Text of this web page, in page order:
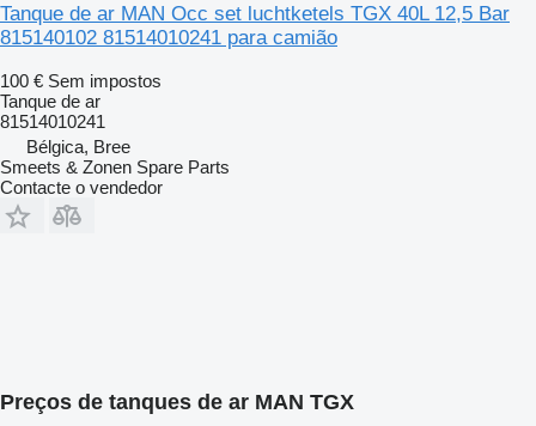
Tanque de ar MAN Occ set luchtketels TGX 40L 12,5 Bar
815140102 81514010241 para camião
100 € Sem impostos
Tanque de ar
81514010241
Bélgica, Bree
Smeets & Zonen Spare Parts
Contacte o vendedor
Preços de tanques de ar MAN TGX